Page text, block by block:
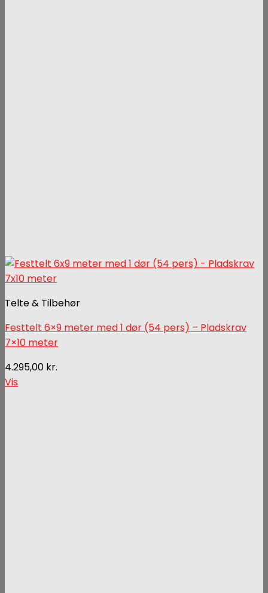
Telte & Tilbehør
Festtelt 6×9 meter med 1 dør (54 pers) – Pladskrav
7×10 meter
4.295,00 kr.
Vis